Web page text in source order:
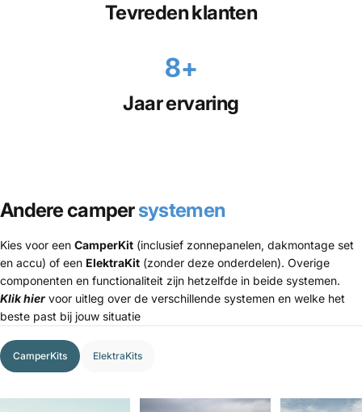
Tevreden klanten
8+
Jaar ervaring
Andere campersystemen
Kies voor een CamperKit (inclusief zonnepanelen, dakmontage set
en accu) of een ElektraKit (zonder deze onderdelen). Overige
componenten en functionaliteit zijn hetzelfde in beide systemen.
Klik hier voor uitleg over de verschillende systemen en welke het
beste past bij jouw situatie
CamperKits ElektraKits